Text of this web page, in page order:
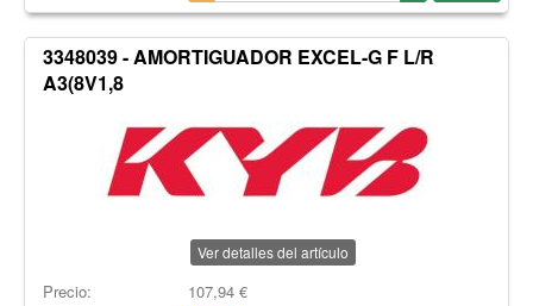
3348039 - AMORTIGUADOR EXCEL-G F L/R
A3(8V1,8
Ver detalles del artículo
Precio: 107,94€